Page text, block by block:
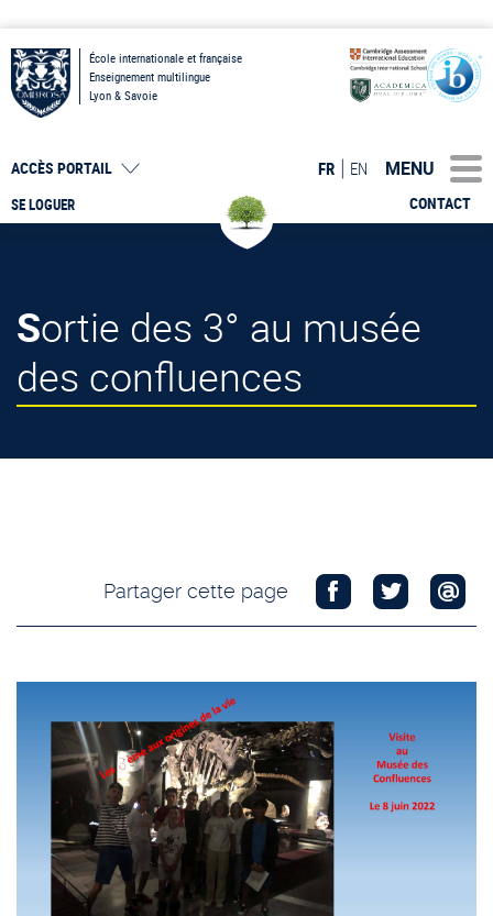
École internationale et française
Enseignement multilingue
Lyon & Savoie
SE LOGUER
ACCÈS PORTAIL
CONTACT
FR EN MENU
Sortie des 3° au musée
des confluences
Partager cette page